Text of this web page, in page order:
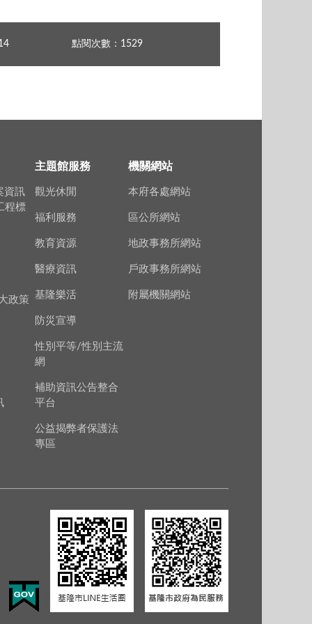
點閱次數：1529
資訊
程標
政策
主題館服務
觀光休閒
福利服務
教育資源
醫療資訊
基隆樂活
防災宣導
性別平等/性別主流
網
補助資訊公告整合
平台
公益揭弊者保護法
專區
機關網站
本府各處網站
區公所網站
地政事務所網站
戶政事務所網站
附屬機關網站